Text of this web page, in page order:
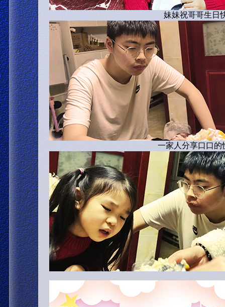
妹妹祝哥哥生日快
一家人分享口口的快